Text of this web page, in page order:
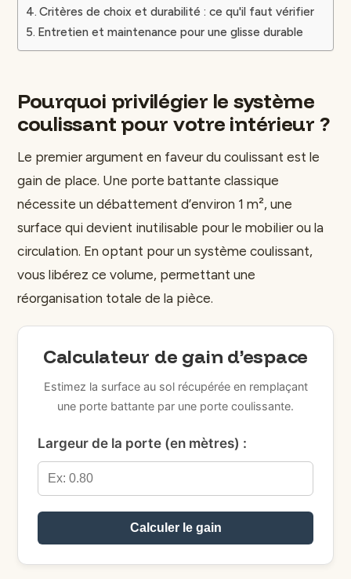
Critères de choix et durabilité : ce qu'il faut vérifier
Entretien et maintenance pour une glisse durable
Pourquoi privilégier le système
coulissant pour votre intérieur ?
Le premier argument en faveur du coulissant est le
gain de place. Une porte battante classique
nécessite un débattement d’environ 1 m², une
surface qui devient inutilisable pour le mobilier ou la
circulation. En optant pour un système coulissant,
vous libérez ce volume, permettant une
réorganisation totale de la pièce.
Calculateur de gain d’espace
Estimez la surface au sol récupérée en remplaçant
une porte battante par une porte coulissante.
Largeur de la porte (en mètres) :
Calculer le gain